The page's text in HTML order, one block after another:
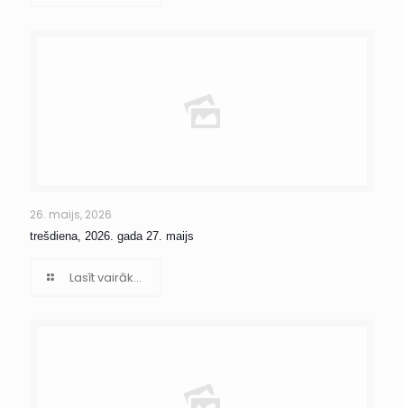
26. maijs, 2026
trešdiena, 2026. gada 27. maijs
Lasīt vairāk...